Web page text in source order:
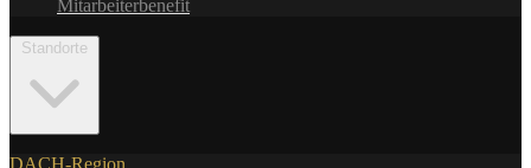
Mitarbeiterbenefit
DACH-Region